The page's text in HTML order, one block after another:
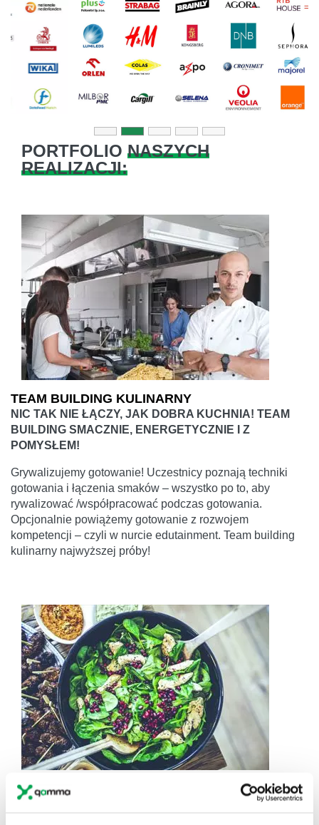
Next
PORTFOLIO NASZYCH
REALIZACJI:
TEAM BUILDING KULINARNY
NIC TAK NIE ŁĄCZY, JAK DOBRA KUCHNIA! TEAM
BUILDING SMACZNIE, ENERGETYCZNIE I Z
POMYSŁEM!
Grywalizujemy gotowanie! Uczestnicy poznają techniki
gotowania i łączenia smaków – wszystko po to, aby
rywalizować /współpracować podczas gotowania.
Opcjonalnie powiążemy gotowanie z rozwojem
kompetencji – czyli w nurcie edutainment. Team building
kulinarny najwyższej próby!
POKAZ KULINARNY
NIC TAK NIE ŁĄCZY, JAK DOBRA KUCHNIA! TEAM